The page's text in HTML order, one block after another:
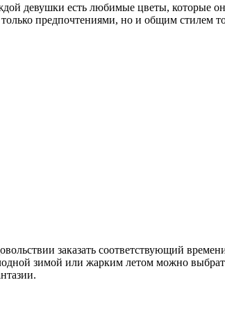
девушки есть любимые цветы, которые
предпочтениями, но и общим стилем
заказать соответствующий
зимой или жарким летом можно